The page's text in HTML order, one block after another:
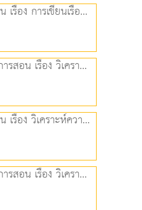
สื่อประกอบการสอน เรื่อง การเขียนเรื่องจากจินตนาการ (2) (4.21 MB)
ใบความรู้ประกอบการสอน เรื่อง วิเคราะห์ชนิดหน้าที่ของคำ (79.44 KB)
สื่อประกอบการสอน เรื่อง วิเคราะห์ความน่าเชื่อถือจากสื่อออนไลน์ (3.64 MB)
ใบความรู้ประกอบการสอน เรื่อง วิเคราะห์ความน่าเชื่อถือจากสื่อออนไลน์ (69.58 KB)